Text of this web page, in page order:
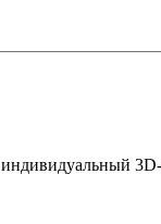
индивидуальный